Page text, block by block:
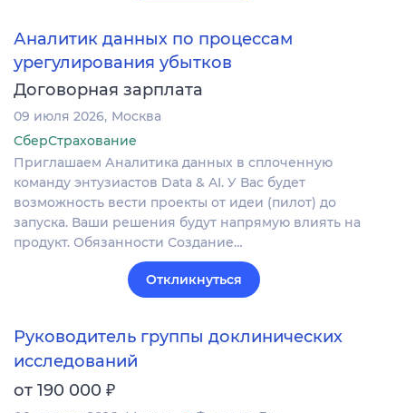
Аналитик данных по процессам
урегулирования убытков
Договорная зарплата
09 июля 2026 Москва
СберСтрахование
Приглашаем Аналитика данных в сплоченную
команду энтузиастов Data & AI. У Вас будет
возможность вести проекты от идеи (пилот) до
запуска. Ваши решения будут напрямую влиять на
продукт. Обязанности Создание…
Откликнуться
Руководитель группы доклинических
исследований
от 190 000 ₽